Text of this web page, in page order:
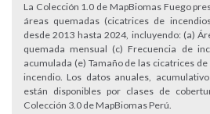
La Colección 1.0 de MapBiomas Fuego
áreas quemadas (cicatrices de
desde 2013 hasta 2024, incluyendo: (a)
quemada mensual (c) Frecuencia de
acumulada (e) Tamaño de las cicatrices
incendio. Los datos anuales,
están disponibles por clases de
Colección 3.0 de MapBiomas Perú.